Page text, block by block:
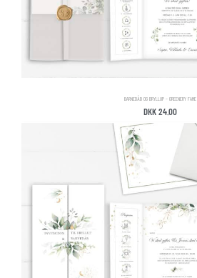
BARNEDÅB OG BRYLLUP – GREENERY FAME
DKK24.00